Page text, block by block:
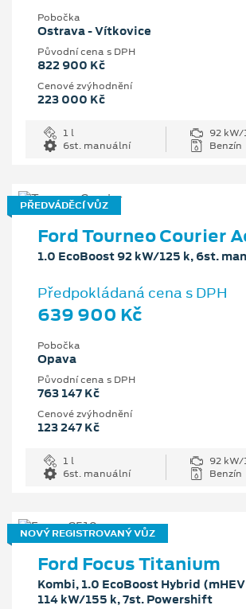
Pobočka
Ostrava - Vítkovice
Původní cena s DPH
822 900 Kč
Cenové zvýhodnění
223 000 Kč
1 l
92 kW/
6st. manuální
Benzín
PŘEDVÁDĚCÍ VŮZ
Ford Tourneo Courier
1.0 EcoBoost 92 kW/125 k, 6st.
Předpokládaná cena s DPH
639 900 Kč
Pobočka
Opava
Původní cena s DPH
763 147 Kč
Cenové zvýhodnění
123 247 Kč
1 l
92 kW/
6st. manuální
Benzín
NOVÝ REGISTROVANÝ VŮZ
Ford Focus Titanium
Kombi, 1.0 EcoBoost Hybrid
114 kW/155 k, 7st. Powershift